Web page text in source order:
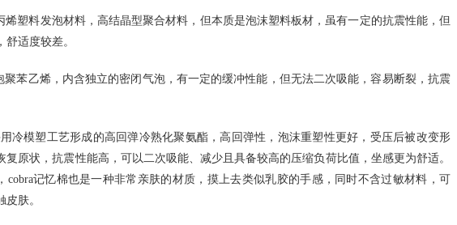
烯塑料发泡材料，高结晶型聚合材料，但本质是泡沫塑料板材，虽有一定的抗震性能，但
舒适度较差。
聚苯乙烯，内含独立的密闭气泡，有一定的缓冲性能，但无法二次吸能，容易断裂，抗震
冷模塑工艺形成的高回弹冷熟化聚氨酯，高回弹性，泡沫重塑性更好，受压后被改变形
复原状，抗震性能高，可以二次吸能、减少且具备较高的压缩负荷比值，坐感更为舒适。
cobra记忆棉也是一种非常亲肤的材质，摸上去类似乳胶的手感，同时不含过敏材料，可
皮肤。